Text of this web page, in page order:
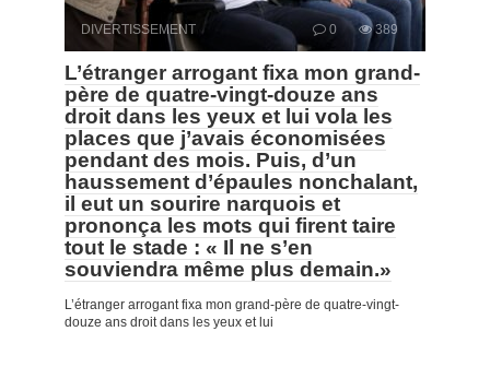
DIVERTISSEMENT 0 389
L’étranger arrogant fixa mon grand-
père de quatre-vingt-douze ans
droit dans les yeux et lui vola les
places que j’avais économisées
pendant des mois. Puis, d’un
haussement d’épaules nonchalant,
il eut un sourire narquois et
prononça les mots qui firent taire
tout le stade : « Il ne s’en
souviendra même plus demain.»
L’étranger arrogant fixa mon grand-père de quatre-vingt-
douze ans droit dans les yeux et lui